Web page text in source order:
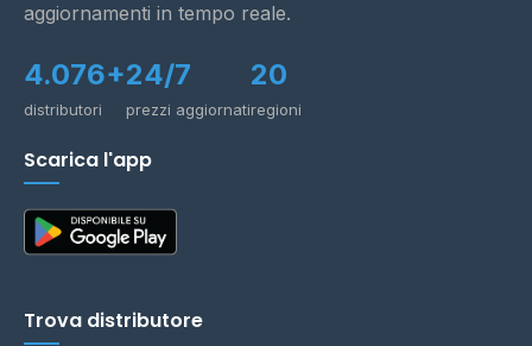
aggiornamenti in tempo reale.
4.076+
distributori
24/7
prezzi aggiornati
20
regioni
Scarica l'app
Trova distributore